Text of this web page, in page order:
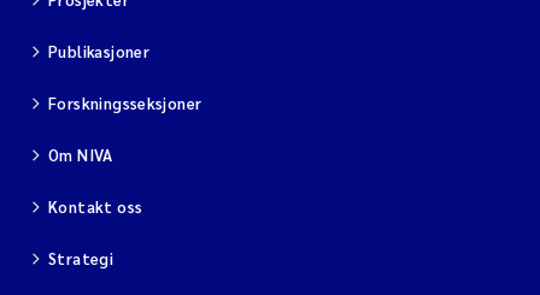
Publikasjoner
Forskningsseksjoner
Om NIVA
Kontakt oss
Strategi